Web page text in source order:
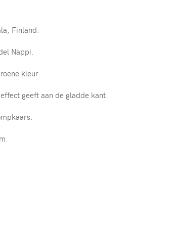
Finland.
Nappi.
kleur.
geeft aan de gladde kant.